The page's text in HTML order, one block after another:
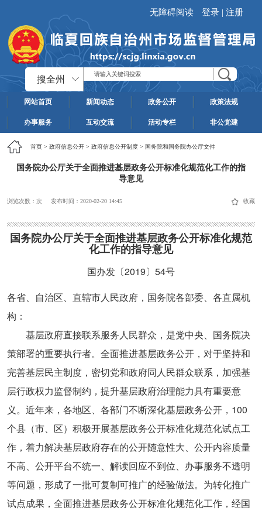
无障碍阅读 登录 | 注册
搜全州
网站首页 新闻动态 政务公开 政策法规
办事服务 互动交流 活动专栏 非公党建
首页> 政府信息公开> 政府信息公开制度> 国务院和国务院办公厅文件
国务院办公厅关于全面推进基层政务公开标准化规范化工作的指
导意见
浏览次数： 次 发布时间： 2020-02-20 14:45 收藏
国务院办公厅关于全面推进基层政务公开标准化规范
化工作的指导意见
国办发〔2019〕54号
各省、自治区、直辖市人民政府，国务院各部委、各直属机
构：
基层政府直接联系服务人民群众，是党中央、国务院决
策部署的重要执行者。全面推进基层政务公开，对于坚持和
完善基层民主制度，密切党和政府同人民群众联系，加强基
层行政权力监督制约，提升基层政府治理能力具有重要意
义。近年来，各地区、各部门不断深化基层政务公开，100
个县（市、区）积极开展基层政务公开标准化规范化试点工
作，着力解决基层政府存在的公开随意性大、公开内容质量
不高、公开平台不统一、解读回应不到位、办事服务不透明
等问题，形成了一批可复制可推广的经验做法。为转化推广
试点成果，全面推进基层政务公开标准化规范化工作，经国